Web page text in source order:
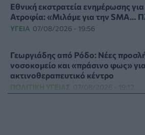
Εθνική εκστρατεία ενημέρωσης
Ατροφία: «Μιλάμε για την SMA…
ΥΓΕΊΑ 07/08/2026 - 19:56
Γεωργιάδης από Ρόδο: Νέες
νοσοκομείο και «πράσινο φως»
ακτινοθεραπευτικό κέντρο
ΠΟΛΙΤΙΚΉ ΥΓΕΊΑΣ 07/08/2026 - 19:12